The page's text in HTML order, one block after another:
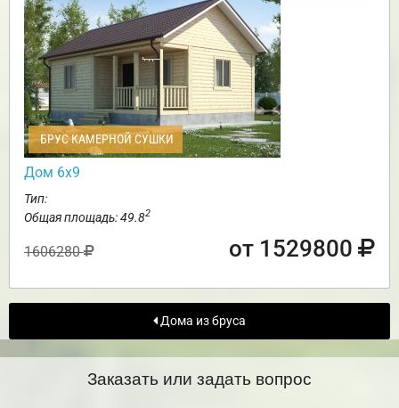
БРУС КАМЕРНОЙ СУШКИ
Дом 6х9
Тип:
Общая площадь: 49.82
1606280 от 1529800
Дома из бруса
Заказать или задать вопрос